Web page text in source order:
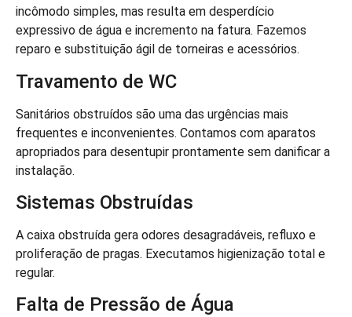
incômodo simples, mas resulta em desperdício
expressivo de água e incremento na fatura. Fazemos
reparo e substituição ágil de torneiras e acessórios.
Travamento de WC
Sanitários obstruídos são uma das urgências mais
frequentes e inconvenientes. Contamos com aparatos
apropriados para desentupir prontamente sem danificar a
instalação.
Sistemas Obstruídas
A caixa obstruída gera odores desagradáveis, refluxo e
proliferação de pragas. Executamos higienização total e
regular.
Falta de Pressão de Água